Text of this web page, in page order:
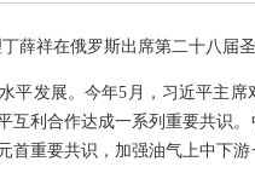
薛祥在俄罗斯出席第二十八届
平发展。今年5月，习近平主
互利合作达成一系列重要共识
重要共识，加强油气上中下